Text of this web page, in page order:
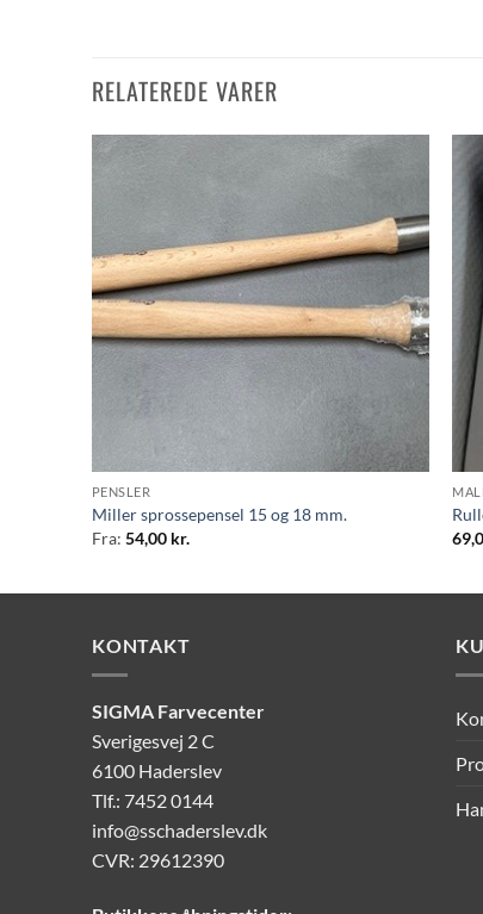
RELATEREDE VARER
PENSLER
Miller sprossepensel 15 og 18 mm.
Fra: 54,00 kr.
KONTAKT
SIGMA Farvecenter
Sverigesvej 2 C
6100 Haderslev
Tlf.: 7452 0144
info@sschaderslev.dk
CVR: 29612390